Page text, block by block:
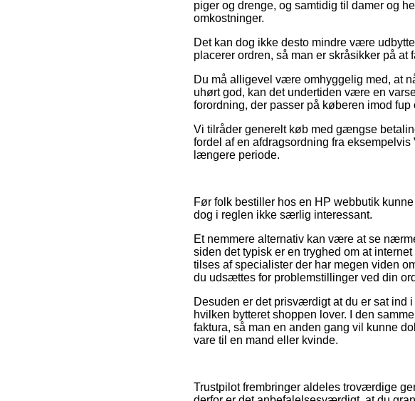
piger og drenge, og samtidig til damer og
omkostninger.
Det kan dog ikke desto mindre være
placerer ordren, så man er skråsikker på at
Du må alligevel være omhyggelig med, at
uhørt god, kan det undertiden være en
forordning, der passer på køberen imod fup
Vi tilråder generelt køb med gængse
fordel af en afdragsordning fra
længere periode.
Før folk bestiller hos en HP webbutik
dog i reglen ikke særlig interessant.
Et nemmere alternativ kan være at se
siden det typisk er en tryghed om at
tilses af specialister der har megen viden
du udsættes for problemstillinger ved din
Desuden er det prisværdigt at du er sat ind
hvilken bytteret shoppen lover. I den
faktura, så man en anden gang vil kunne
vare til en mand eller kvinde.
Trustpilot frembringer aldeles troværdige